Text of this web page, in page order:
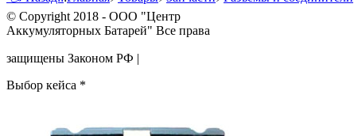
© Copyright 2018 - ООО "Центр
Аккумуляторных Батарей" Все права
защищены Законом РФ |
Выбор кейса *